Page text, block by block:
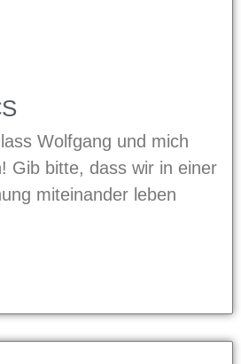
Wolfgang und mich
Gib bitte, dass wir in einer
miteinander leben